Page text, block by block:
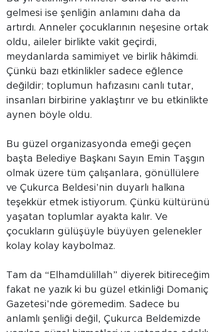
gelmesi ise şenliğin anlamını daha da
artırdı. Anneler çocuklarının neşesine ortak
oldu, aileler birlikte vakit geçirdi,
meydanlarda samimiyet ve birlik hâkimdi.
Çünkü bazı etkinlikler sadece eğlence
değildir; toplumun hafızasını canlı tutar,
insanları birbirine yaklaştırır ve bu etkinlikte
aynen böyle oldu.
Bu güzel organizasyonda emeği geçen
başta Belediye Başkanı Sayın Emin Taşgın
olmak üzere tüm çalışanlara, gönüllülere
ve Çukurca Beldesi’nin duyarlı halkına
teşekkür etmek istiyorum. Çünkü kültürünü
yaşatan toplumlar ayakta kalır. Ve
çocukların gülüşüyle büyüyen gelenekler
kolay kolay kaybolmaz.
Tam da “Elhamdülillah” diyerek bitireceğim
fakat ne yazık ki bu güzel etkinliği Domaniç
Gazetesi’nde göremedim. Sadece bu
anlamlı şenliği değil, Çukurca Beldemizde